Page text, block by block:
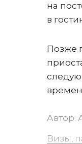
на
в
Позже
Автор:
Визы,